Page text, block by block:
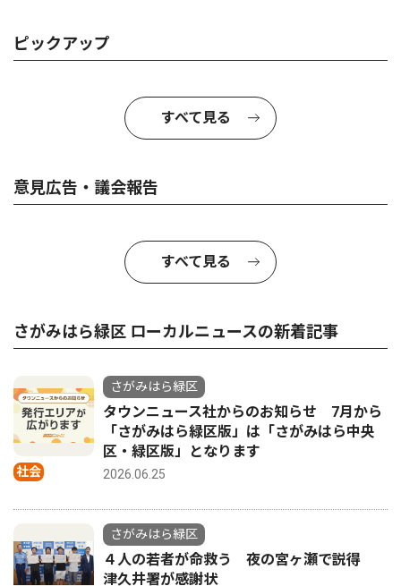
ピックアップ
すべて見る
意見広告・議会報告
すべて見る
さがみはら緑区 ローカルニュースの新着記事
社会
さがみはら緑区
タウンニュース社からのお知らせ 7月から
「さがみはら緑区版」は「さがみはら中央
区・緑区版」となります
2026.06.25
さがみはら緑区
４人の若者が命救う 夜の宮ヶ瀬で説得
津久井署が感謝状